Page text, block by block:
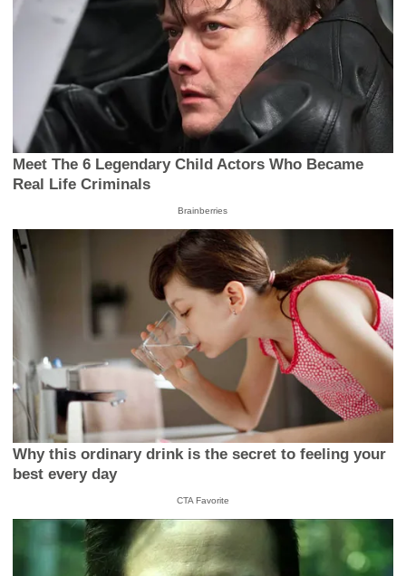
Meet The 6 Legendary Child Actors Who Became
Real Life Criminals
Brainberries
Why this ordinary drink is the secret to feeling your
best every day
CTA Favorite